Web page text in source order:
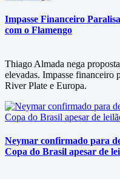
Impasse Financeiro
com o Flamengo
Thiago Almada nega
elevadas. Impasse financeiro
River Plate e Europa.
Neymar confirmado para
Copa do Brasil apesar de